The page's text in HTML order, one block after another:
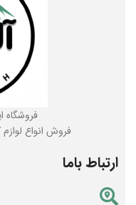
فروشگاه
فروش انواع
ارتباط باما